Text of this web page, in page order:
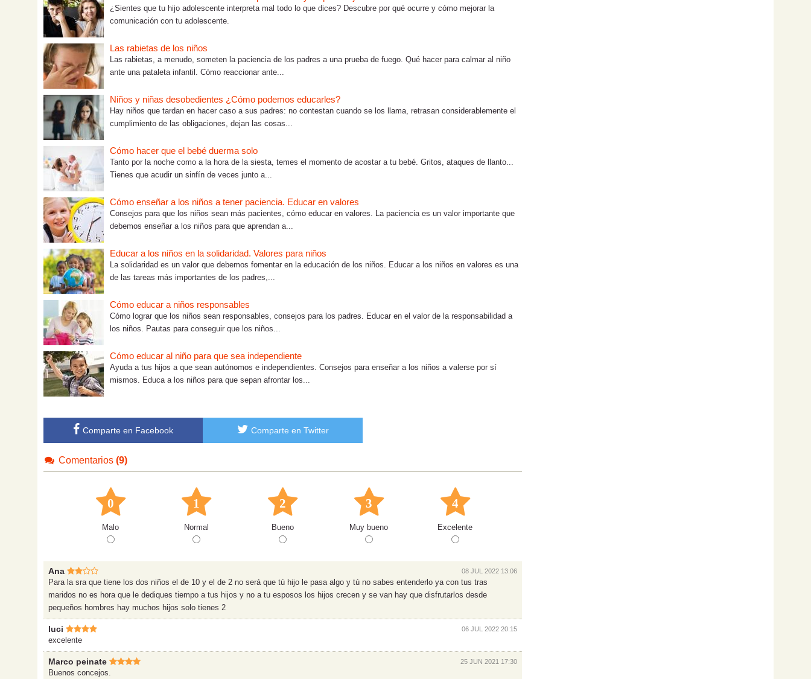
¿Sientes que tu hijo adolescente interpreta mal todo lo que dices? Descubre por qué ocurre y cómo mejorar la
comunicación con tu adolescente.
Las rabietas de los niños
Las rabietas, a menudo, someten la paciencia de los padres a una prueba de fuego. Qué hacer para calmar al niño
ante una pataleta infantil. Cómo reaccionar ante...
Niños y niñas desobedientes ¿Cómo podemos educarles?
Hay niños que tardan en hacer caso a sus padres: no contestan cuando se los llama, retrasan considerablemente el
cumplimiento de las obligaciones, dejan las cosas...
Cómo hacer que el bebé duerma solo
Tanto por la noche como a la hora de la siesta, temes el momento de acostar a tu bebé. Gritos, ataques de llanto...
Tienes que acudir un sinfín de veces junto a...
Cómo enseñar a los niños a tener paciencia. Educar en valores
Consejos para que los niños sean más pacientes, cómo educar en valores. La paciencia es un valor importante que
debemos enseñar a los niños para que aprendan a...
Educar a los niños en la solidaridad. Valores para niños
La solidaridad es un valor que debemos fomentar en la educación de los niños. Educar a los niños en valores es una
de las tareas más importantes de los padres,...
Cómo educar a niños responsables
Cómo lograr que los niños sean responsables, consejos para los padres. Educar en el valor de la responsabilidad a
los niños. Pautas para conseguir que los niños...
Cómo educar al niño para que sea independiente
Ayuda a tus hijos a que sean autónomos e independientes. Consejos para enseñar a los niños a valerse por sí
mismos. Educa a los niños para que sepan afrontar los...
Comparte en Facebook Comparte en Twitter
Comentarios (9)
0
Malo
1
Normal
2
Bueno
3
Muy bueno
4
Excelente
08 JUL 2022 13:06
Ana
Para la sra que tiene los dos niños el de 10 y el de 2 no será que tú hijo le pasa algo y tú no sabes entenderlo ya con tus tras
maridos no es hora que le dediques tiempo a tus hijos y no a tu esposos los hijos crecen y se van hay que disfrutarlos desde
pequeños hombres hay muchos hijos solo tienes 2
06 JUL 2022 20:15
luci
excelente
25 JUN 2021 17:30
Marco peinate
Buenos concejos.